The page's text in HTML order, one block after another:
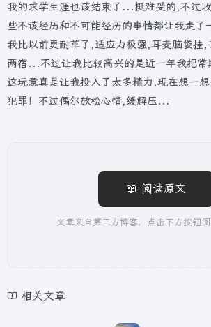
我的求学生涯也该结束了...挺难受的,不过
些不该经历和不可能经历的事情都让我走
我比以前更耐草了,适应力极强,耳麦脑袋挂
两宿...不过让我比较高兴的是近一年我把常
这玩意真是让我投入了太多精力,现在想一
犯罪！不过偶尔放松心情,缓解压...
📖 阅读原文
文章来自第三方博客，点击下方按钮
相关文章